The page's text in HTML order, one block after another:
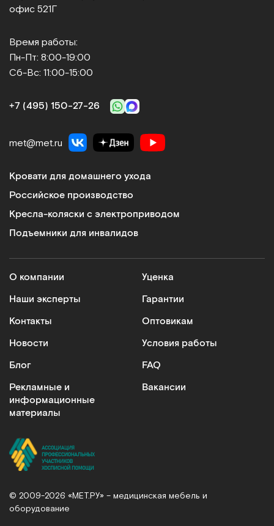
офис 521Г
Время работы:
Пн-Пт: 8:00-19:00
Сб-Вс: 11:00-15:00
+7 (495) 150‑27‑26
met@met.ru
Кровати для домашнего ухода
Российское производство
Кресла-коляски с электроприводом
Подъемники для инвалидов
О компании
Наши эксперты
Контакты
Новости
Блог
Рекламные и
информационные
материалы
Уценка
Гарантии
Оптовикам
Условия работы
FAQ
Вакансии
© 2009-2026 «МЕТ.РУ» – медицинская мебель и
оборудование